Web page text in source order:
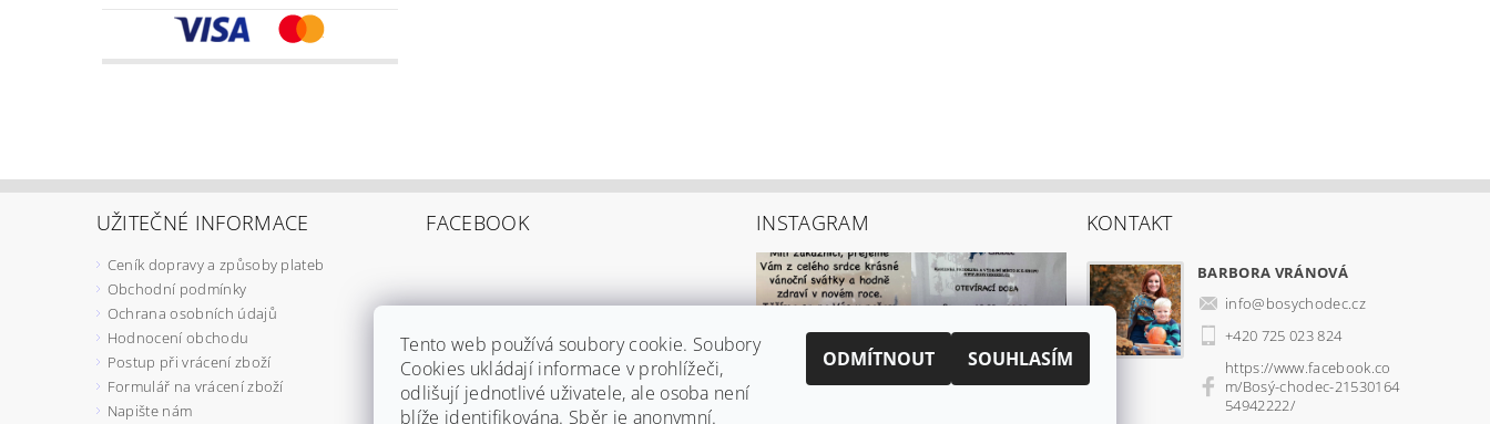
UŽITEČNÉ INFORMACE
Ceník dopravy a způsoby plateb
Obchodní podmínky
Ochrana osobních údajů
Hodnocení obchodu
Postup při vrácení zboží
Formulář na vrácení zboží
Napište nám
FACEBOOK INSTAGRAM KONTAKT
BARBORA VRÁNOVÁ
info@bosychodec.cz
+420 725 023 824
https://www.facebook.co
m/Bosý-chodec-21530164
54942222/
Tento web používá soubory cookie. Soubory
Cookies ukládají informace v prohlížeči,
odlišují jednotlivé uživatele, ale osoba není
blíže identifikována. Sběr je anonymní.
ODMÍTNOUT SOUHLASÍM